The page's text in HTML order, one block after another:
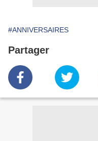
#ANNIVERSAIRES
Partager